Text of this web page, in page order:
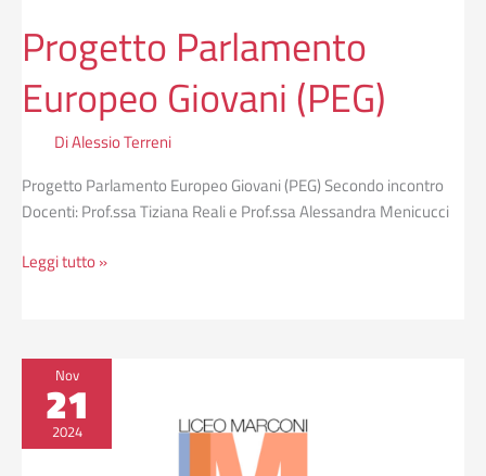
Progetto Parlamento
Europeo Giovani (PEG)
DiAlessio Terreni
Progetto Parlamento Europeo Giovani (PEG) Secondo incontro
Docenti: Prof.ssa Tiziana Reali e Prof.ssa Alessandra Menicucci
Leggi tutto »
Nov
21
2024
Incontro
rappresentanti
di